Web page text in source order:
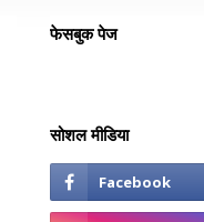
फेसबुक पेज
सोशल मीडिया